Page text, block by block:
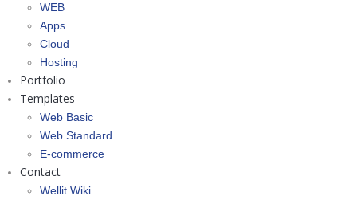
WEB
Apps
Cloud
Hosting
Portfolio
Templates
Web Basic
Web Standard
E-commerce
Contact
Wellit Wiki